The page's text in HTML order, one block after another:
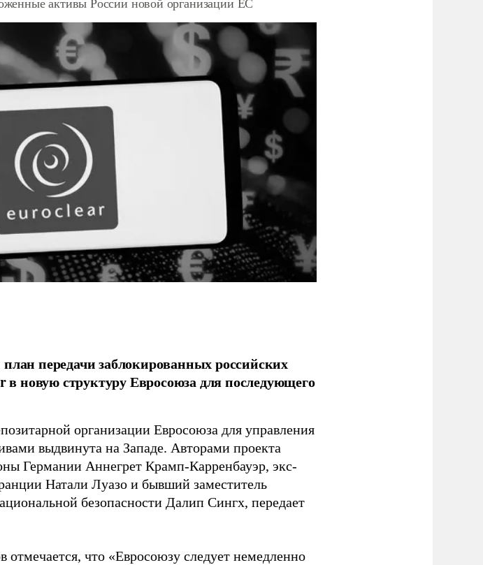
передачи заблокированных российских
в новую структуру Евросоюза для последующего
организации Евросоюза для управления
выдвинута на Западе. Авторами проекта
Германии Аннегрет Крамп-Карренбауэр, экс-
Натали Луазо и бывший заместитель
безопасности Далип Сингх, передает
отмечается, что «Евросоюзу следует немедленно